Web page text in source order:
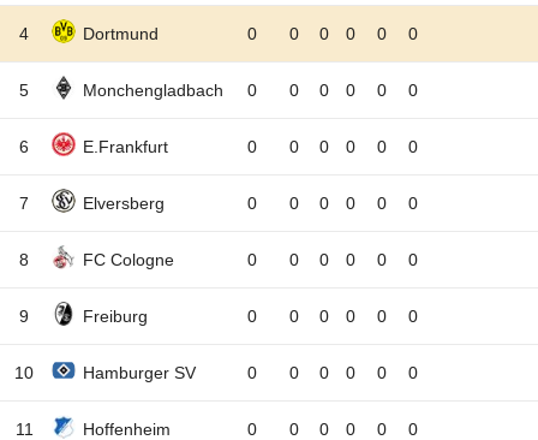
4 Dortmund 0 0 0 0 0 0
5 Monchengladbach 0 0 0 0 0 0
6 E.Frankfurt 0 0 0 0 0 0
7 Elversberg 0 0 0 0 0 0
8 FC Cologne 0 0 0 0 0 0
9 Freiburg 0 0 0 0 0 0
10 Hamburger SV 0 0 0 0 0 0
11 Hoffenheim 0 0 0 0 0 0